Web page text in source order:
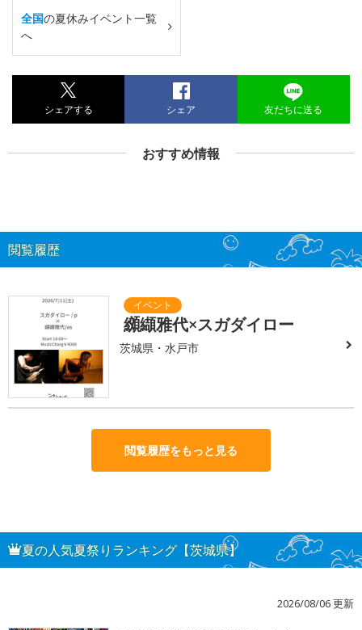
全国の夏休みイベント一覧
へ
シェアする シェア 友だちに送る
おすすめ情報
閲覧履歴
纐纈雅代×スガダイロー
茨城県・水戸市
閲覧履歴をもっと見る
夏の人気夏祭りランキング【茨城県】
2026/08/06 更新